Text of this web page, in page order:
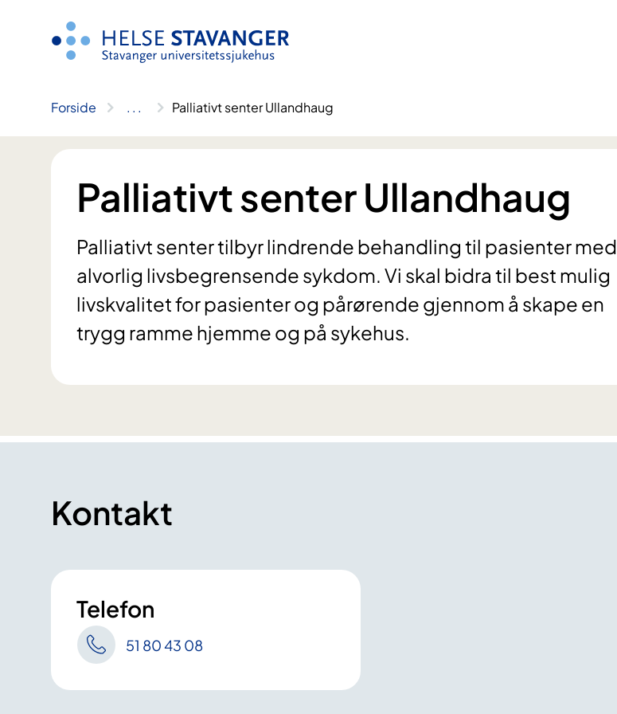
Forside .. . Palliativt senter Ullandhaug
Palliativt senter Ullandhaug
Palliativt senter tilbyr lindrende behandling til pasienter med
alvorlig livsbegrensende sykdom. Vi skal bidra til best mulig
livskvalitet for pasienter og pårørende gjennom å skape en
trygg ramme hjemme og på sykehus.
Kontakt
Telefon
51 80 43 08